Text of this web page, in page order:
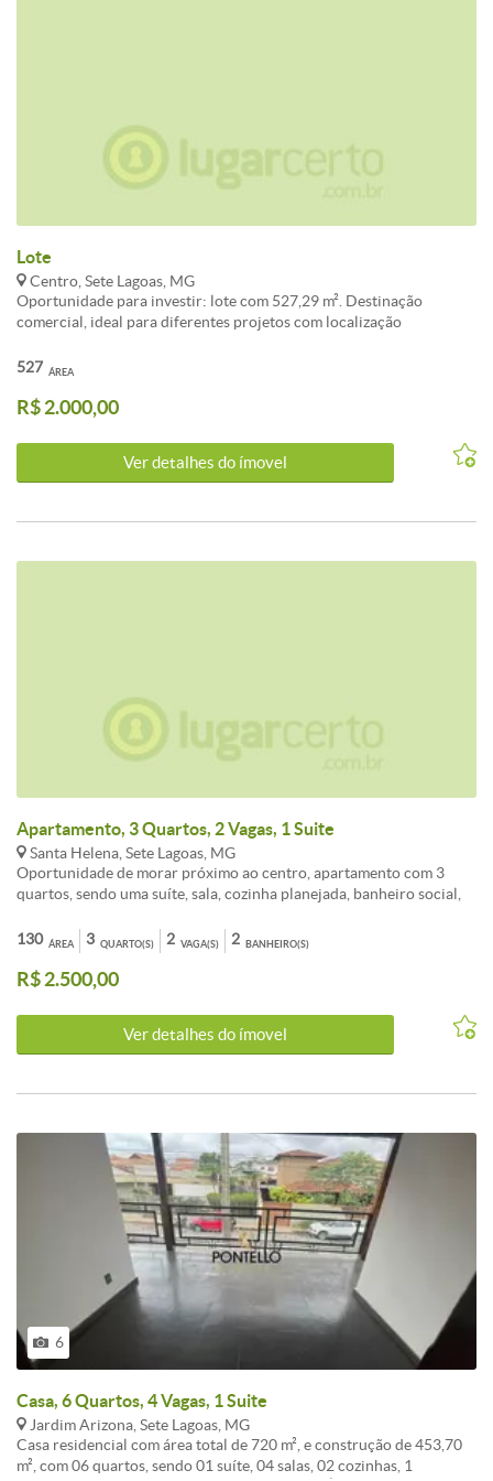
Lote
Centro, Sete Lagoas, MG
Oportunidade para investir: lote com 527,29 m². Destinação
comercial, ideal para diferentes projetos com localização
para aluguel com a melhor negociação em Centro, Sete Lagoas.<br
escolha para quem valoriza localização e qualidade de vida em Sete
bairro Centro.
ÁREA
527
R$ 2.000,00
Ver detalhes do ímovel
Apartamento, 3 Quartos, 2 Vagas, 1 Suite
Santa Helena, Sete Lagoas, MG
Oportunidade de morar próximo ao centro, apartamento com 3
quartos, sendo uma suíte, sala, cozinha planejada, banheiro social,
elevador.<br /><br />Conheça este(a) Apartamento disponível para
aluguel com a melhor negociação em Santa Helena, Sete Lagoas.<br
/><br />O imóvel apresenta 3 dormitórios, 2 banheiros, 2 vagas de
valoriza localização e qualidade de vida em Sete Lagoas.<br /><br
/>Agende uma visita para conhecer este Apartamento de perto!
ÁREA
130 QUARTO(S)
3 VAGA(S)
2 BANHEIRO(S)
2
R$ 2.500,00
Ver detalhes do ímovel
6
Casa, 6 Quartos, 4 Vagas, 1 Suite
Jardim Arizona, Sete Lagoas, MG
Casa residencial com área total de 720 m², e construção de 453,70
m², com 06 quartos, sendo 01 suíte, 04 salas, 02 cozinhas, 1